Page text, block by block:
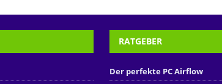
RATGEBER
Der perfekte PC Airflow